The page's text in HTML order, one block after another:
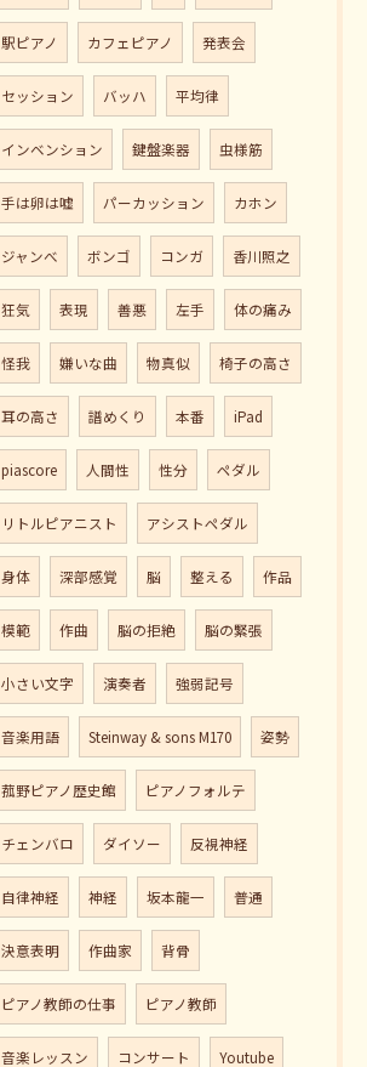
駅ピアノ カフェピアノ 発表会
セッション バッハ 平均律
インベンション 鍵盤楽器 虫様筋
手は卵は嘘 パーカッション カホン
ジャンべ ボンゴ コンガ 香川照之
狂気 表現 善悪 左手 体の痛み
怪我 嫌いな曲 物真似 椅子の高さ
耳の高さ 譜めくり 本番 iPad
piascore 人間性 性分 ペダル
リトルピアニスト アシストペダル
身体 深部感覚 脳 整える 作品
模範 作曲 脳の拒絶 脳の緊張
小さい文字 演奏者 強弱記号
音楽用語 Steinway & sons M170 姿勢
菰野ピアノ歴史館 ピアノフォルテ
チェンバロ ダイソー 反視神経
自律神経 神経 坂本龍一 普通
決意表明 作曲家 背骨
ピアノ教師の仕事 ピアノ教師
音楽レッスン コンサート Youtube